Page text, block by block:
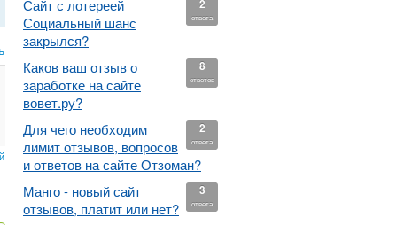
2
ответа
Сайт с лотереей
Социальный шанс
закрылся?
8
ответов
Каков ваш отзыв о
заработке на сайте
вовет.ру?
2
ответа
Для чего необходим
лимит отзывов, вопросов
и ответов на сайте Отзоман?
3
ответа
Манго - новый сайт
отзывов, платит или нет?